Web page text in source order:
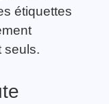
étiquettes
seuls.